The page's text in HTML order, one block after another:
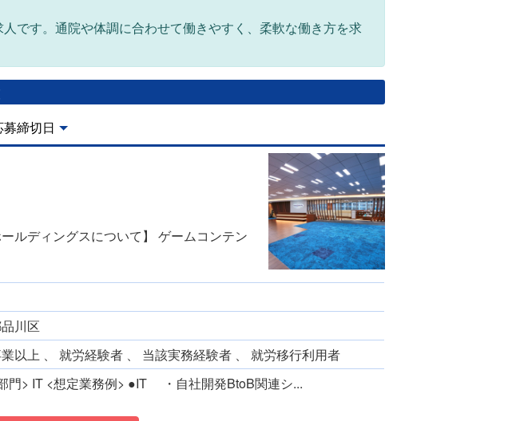
です。通院や体調に合わせて働きやすく、柔軟な働き方を求
募締切日
ルディングスについて】 ゲームコンテン
川区
以上 、 就労経験者 、 当該実務経験者 、 就労移行利用者
門> IT <想定業務例> ●IT ・⾃社開発BtoB関連シ...